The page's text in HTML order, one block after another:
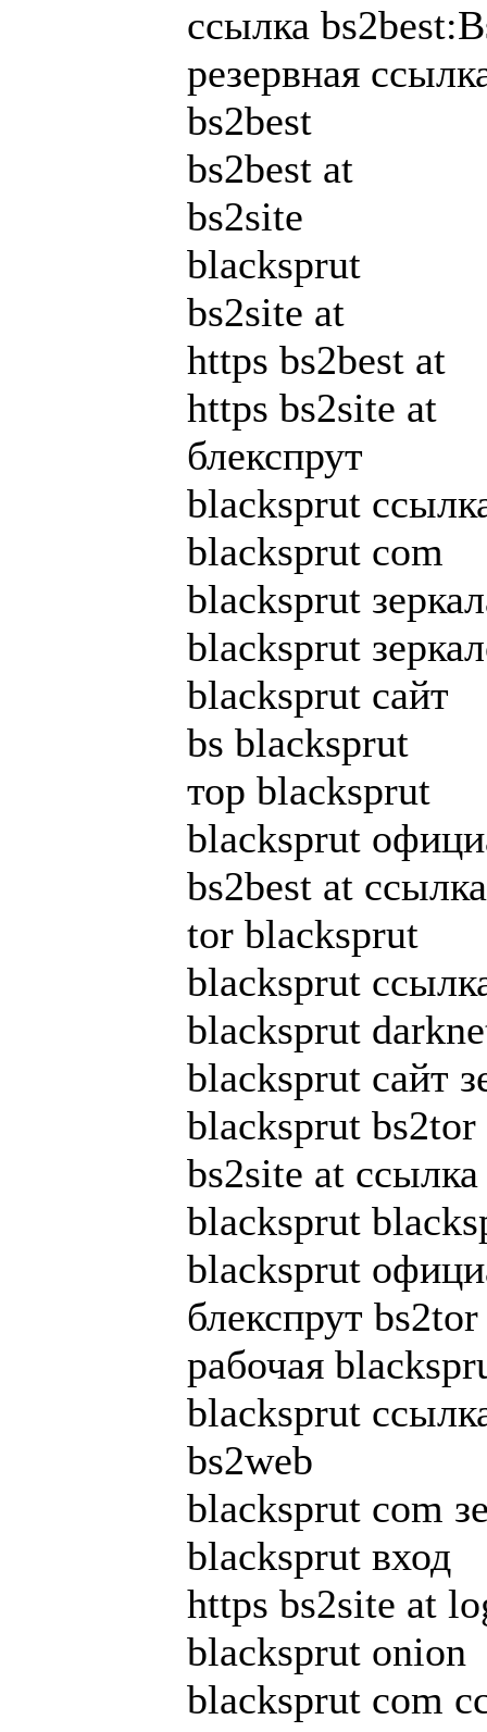
ссылка
резервная
bs2best
bs2best at
bs2site
blacksprut
bs2site at
https bs2best at
https bs2site at
блекспрут
blacksprut
blacksprut com
blacksprut
blacksprut
blacksprut сайт
bs blacksprut
тор blacksprut
blacksprut
bs2best at ссылка
tor blacksprut
blacksprut
blacksprut
blacksprut сайт
blacksprut
bs2site at ссылка
blacksprut
blacksprut
блекспрут
рабочая
blacksprut
bs2web
blacksprut com
blacksprut вход
https bs2site at
blacksprut onion
blacksprut com